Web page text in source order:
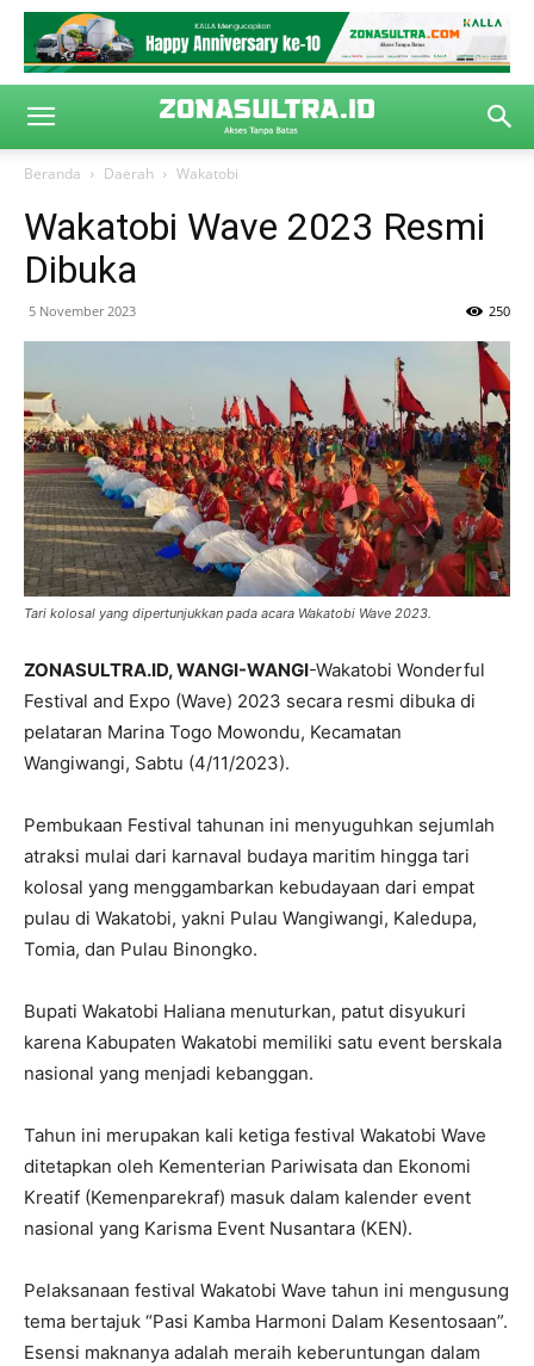
Beranda Daerah Wakatobi
Wakatobi Wave 2023 Resmi
Dibuka
5 November 2023 250
Tari kolosal yang dipertunjukkan pada acara Wakatobi Wave 2023.
ZONASULTRA.ID, WANGI-WANGI-Wakatobi Wonderful
Festival and Expo (Wave) 2023 secara resmi dibuka di
pelataran Marina Togo Mowondu, Kecamatan
Wangiwangi, Sabtu (4/11/2023).
Pembukaan Festival tahunan ini menyuguhkan sejumlah
atraksi mulai dari karnaval budaya maritim hingga tari
kolosal yang menggambarkan kebudayaan dari empat
pulau di Wakatobi, yakni Pulau Wangiwangi, Kaledupa,
Tomia, dan Pulau Binongko.
Bupati Wakatobi Haliana menuturkan, patut disyukuri
karena Kabupaten Wakatobi memiliki satu event berskala
nasional yang menjadi kebanggan.
Tahun ini merupakan kali ketiga festival Wakatobi Wave
ditetapkan oleh Kementerian Pariwisata dan Ekonomi
Kreatif (Kemenparekraf) masuk dalam kalender event
nasional yang Karisma Event Nusantara (KEN).
Pelaksanaan festival Wakatobi Wave tahun ini mengusung
tema bertajuk “Pasi Kamba Harmoni Dalam Kesentosaan”.
Esensi maknanya adalah meraih keberuntungan dalam